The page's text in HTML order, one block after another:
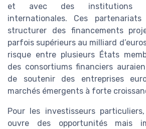
et avec des institutions
internationales. Ces
structurer des financements
parfois supérieurs au milliard
risque entre plusieurs États
des consortiums financiers
de soutenir des entreprises
marchés émergents à forte
Pour les investisseurs
ouvre des opportunités mais